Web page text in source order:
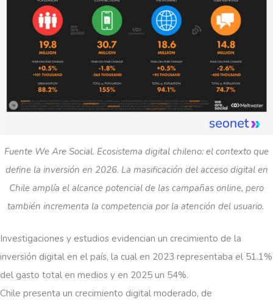
Fuente We Are Social. Ecosistema digital chileno: el contexto que
define la inversión en 2026. La masificación del acceso digital en
Chile amplía el alcance potencial de las campañas online, pero
también incrementa la competencia por la atención del usuario.
Investigaciones y estudios evidencian un crecimiento de la
inversión digital en el país, la cual en 2023 representaba el 51.1%
del gasto total en medios y en 2025 un 54%.
Chile presenta un crecimiento digital moderado, de